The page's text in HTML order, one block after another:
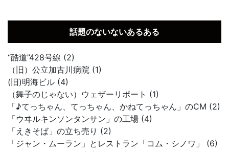
話題のないないあるある
“酷道”428号線 (2)
（旧）公立加古川病院 (1)
(旧)明海ビル (4)
（舞子のじゃない）ウェザーリポート (1)
「♪てっちゃん、てっちゃん、かねてっちゃん」のCM (2)
「ウヰルキンソンタンサン」の工場 (4)
「えきそば」の立ち売り (2)
「ジャン・ムーラン」とレストラン「コム・シノワ」 (6)